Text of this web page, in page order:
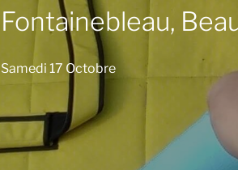
Fontainebleau,
Samedi 17 Octobre